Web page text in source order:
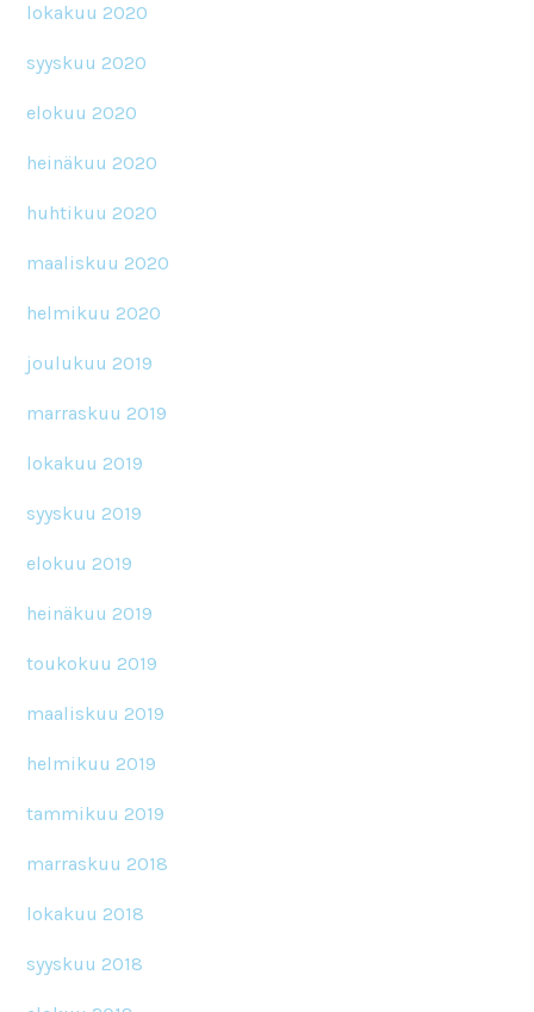
lokakuu 2020
syyskuu 2020
elokuu 2020
heinäkuu 2020
huhtikuu 2020
maaliskuu 2020
helmikuu 2020
joulukuu 2019
marraskuu 2019
lokakuu 2019
syyskuu 2019
elokuu 2019
heinäkuu 2019
toukokuu 2019
maaliskuu 2019
helmikuu 2019
tammikuu 2019
marraskuu 2018
lokakuu 2018
syyskuu 2018